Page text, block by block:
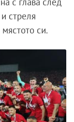
стреля
си.